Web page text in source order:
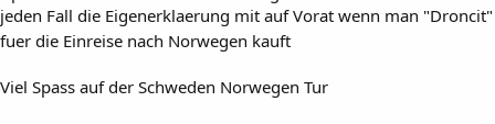
jeden Fall die Eigenerklaerung mit auf Vorat wenn man "Droncit"
fuer die Einreise nach Norwegen kauft
Viel Spass auf der Schweden Norwegen Tur